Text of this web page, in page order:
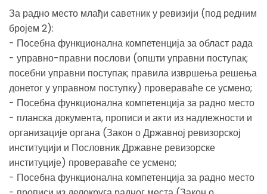
За радно место млађи саветник у ревизији (под редним
бројем 2):
- Посебна функционална компетенција за област рада
- управно-правни послови (општи управни поступак;
посебни управни поступак; правила извршења решења
донетог у управном поступку) провераваће се усмено;
- Посебна функционална компетенција за радно место
- планска документа, прописи и акти из надлежности и
организације органа (Закон о Државној ревизорској
институцији и Пословник Државне ревизорске
институције) провераваће се усмено;
- Посебна функционална компетенција за радно место